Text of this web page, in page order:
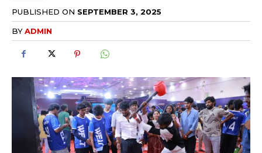
PUBLISHED ON SEPTEMBER 3, 2025
BYADMIN